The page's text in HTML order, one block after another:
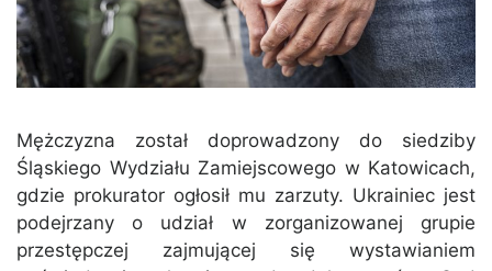
Mężczyzna został doprowadzony do siedziby
Śląskiego Wydziału Zamiejscowego w Katowicach,
gdzie prokurator ogłosił mu zarzuty. Ukrainiec jest
podejrzany o udział w zorganizowanej grupie
przestępczej zajmującej się wystawianiem